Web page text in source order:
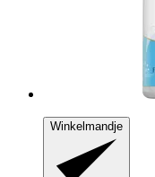
Winkelmandje